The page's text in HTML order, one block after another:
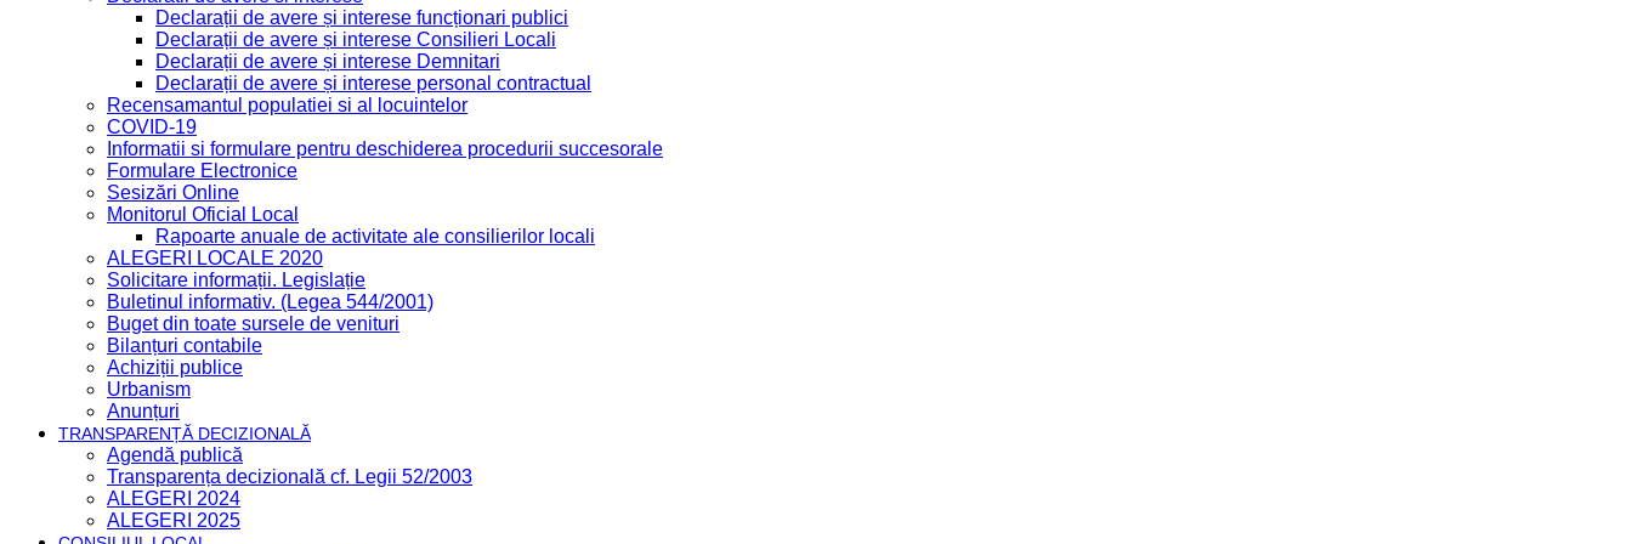
Declarații de avere și interese funcționari publici
Declarații de avere și interese Consilieri Locali
Declarații de avere și interese Demnitari
Declarații de avere și interese personal contractual
Recensamantul populatiei si al locuintelor
COVID-19
Informatii si formulare pentru deschiderea procedurii succesorale
Formulare Electronice
Sesizări Online
Monitorul Oficial Local
Rapoarte anuale de activitate ale consilierilor locali
ALEGERI LOCALE 2020
Solicitare informații. Legislație
Buletinul informativ. (Legea 544/2001)
Buget din toate sursele de venituri
Bilanțuri contabile
Achiziții publice
Urbanism
Anunțuri
TRANSPARENȚĂ DECIZIONALĂ
Agendă publică
Transparența decizională cf. Legii 52/2003
ALEGERI 2024
ALEGERI 2025